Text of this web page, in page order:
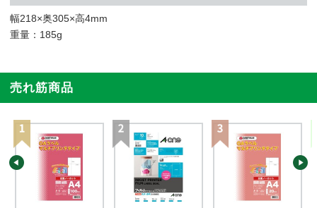
幅218×奥305×高4mm
重量：185g
売れ筋商品